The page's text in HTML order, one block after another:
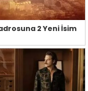
2 Yeni İsim